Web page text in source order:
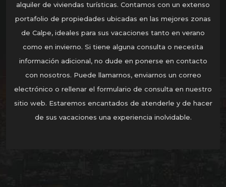
alquiler de viviendas turísticas. Contamos con un extenso
portafolio de propiedades ubicadas en las mejores zonas
de Calpe, ideales para sus vacaciones tanto en verano
como en invierno. Si tiene alguna consulta o necesita
información adicional, no dude en ponerse en contacto
con nosotros. Puede llamarnos, enviarnos un correo
electrónico o rellenar el formulario de consulta en nuestro
sitio web. Estaremos encantados de atenderle y de hacer
de sus vacaciones una experiencia inolvidable.